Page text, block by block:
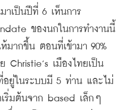
าเป็นปีที่ 6 เห็นการ
ของนกในการทำงานนี้
ากขึ้น ตอนที่เข้ามา 90%
Christie’s เมืองไทยเป็น
อยู่ในระบบมี 5 ท่าน และไม่
เริ่มต้นจาก based เล็กๆ